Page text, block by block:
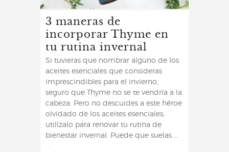
3 maneras de
incorporar Thyme en
tu rutina invernal
Si tuvieras que nombrar alguno de los
aceites esenciales que consideras
imprescindibles para el invierno,
seguro que Thyme no se te vendría a la
cabeza. Pero no descuides a este héroe
olvidado de los aceites esenciales;
utilízalo para renovar tu rutina de
bienestar invernal. Puede que suelas ...